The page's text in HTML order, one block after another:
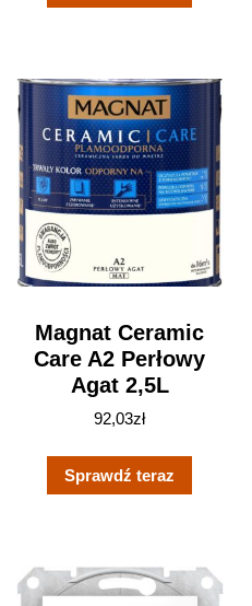
Magnat Ceramic
Care A2 Perłowy
Agat 2,5L
92,03zł
Sprawdź teraz